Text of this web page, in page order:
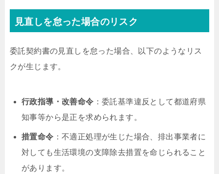
見直しを怠った場合のリスク
委託契約書の見直しを怠った場合、以下のようなリス
クが生じます。
行政指導・改善命令 ：委託基準違反として都道府県
知事等から是正を求められます。
措置命令 ：不適正処理が生じた場合、排出事業者に
対しても生活環境の支障除去措置を命じられること
があります。